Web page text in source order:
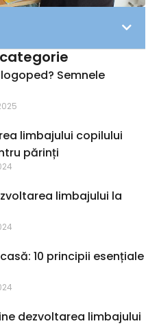
Semnele
limbajului copilului
părinți
limbajului la
10 principii esențiale
dezvoltarea limbajului